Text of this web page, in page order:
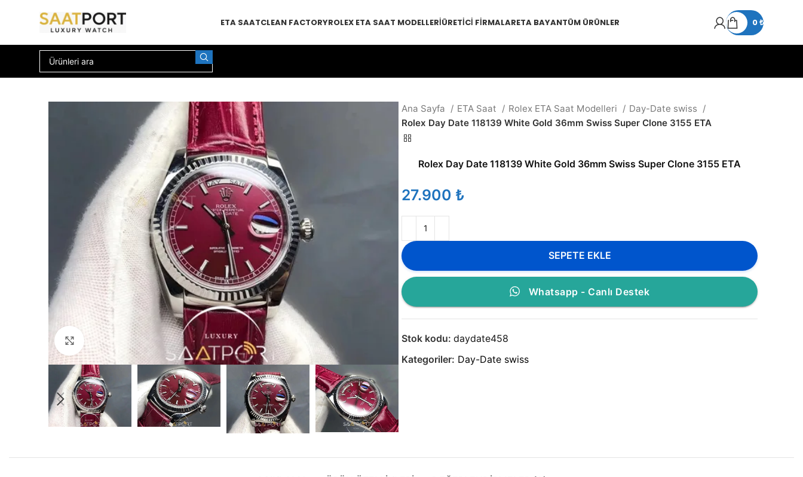
ETA SAATCLEAN FACTORYROLEX ETA SAAT MODELLERIÜRETICI FIRMALARETA BAYANTÜM ÜRÜNLER 0₺
Büyütmek için tıklayın
Ana Sayfa ETA Saat Rolex ETA Saat Modelleri
Day-Date swiss
Rolex Day Date 118139 White Gold 36mm Swiss Super Clone 3155 ETA
Rolex Day Date 118139 White Gold 36mm Swiss Super Clone 3155 ETA
₺
SEPETE EKLE
Whatsapp - Canlı Destek
Stok kodu: daydate458
Kategoriler: Day-Date swiss